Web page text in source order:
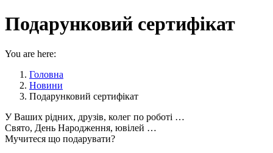
Подарунковий сертифікат
You are here:
Головна
Новини
Подарунковий сертифікат
У Ваших рідних, друзів, колег по роботі …
Свято, День Народження, ювілей …
Мучитеся що подарувати?